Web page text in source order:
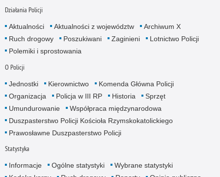
Działania Policji
Aktualności Aktualności z województw
Archiwum X
Ruch drogowy
Poszukiwani Zaginieni
Lotnictwo Policji
Polemiki i sprostowania
O Policji
Jednostki Kierownictwo
Komenda Główna Policji
Organizacja
Policja w III RP Historia
Sprzęt
Umundurowanie
Współpraca międzynarodowa
Duszpasterstwo Policji Kościoła Rzymskokatolickiego
Prawosławne Duszpasterstwo Policji
Statystyka
Informacje Ogólne statystyki
Wybrane statystyki